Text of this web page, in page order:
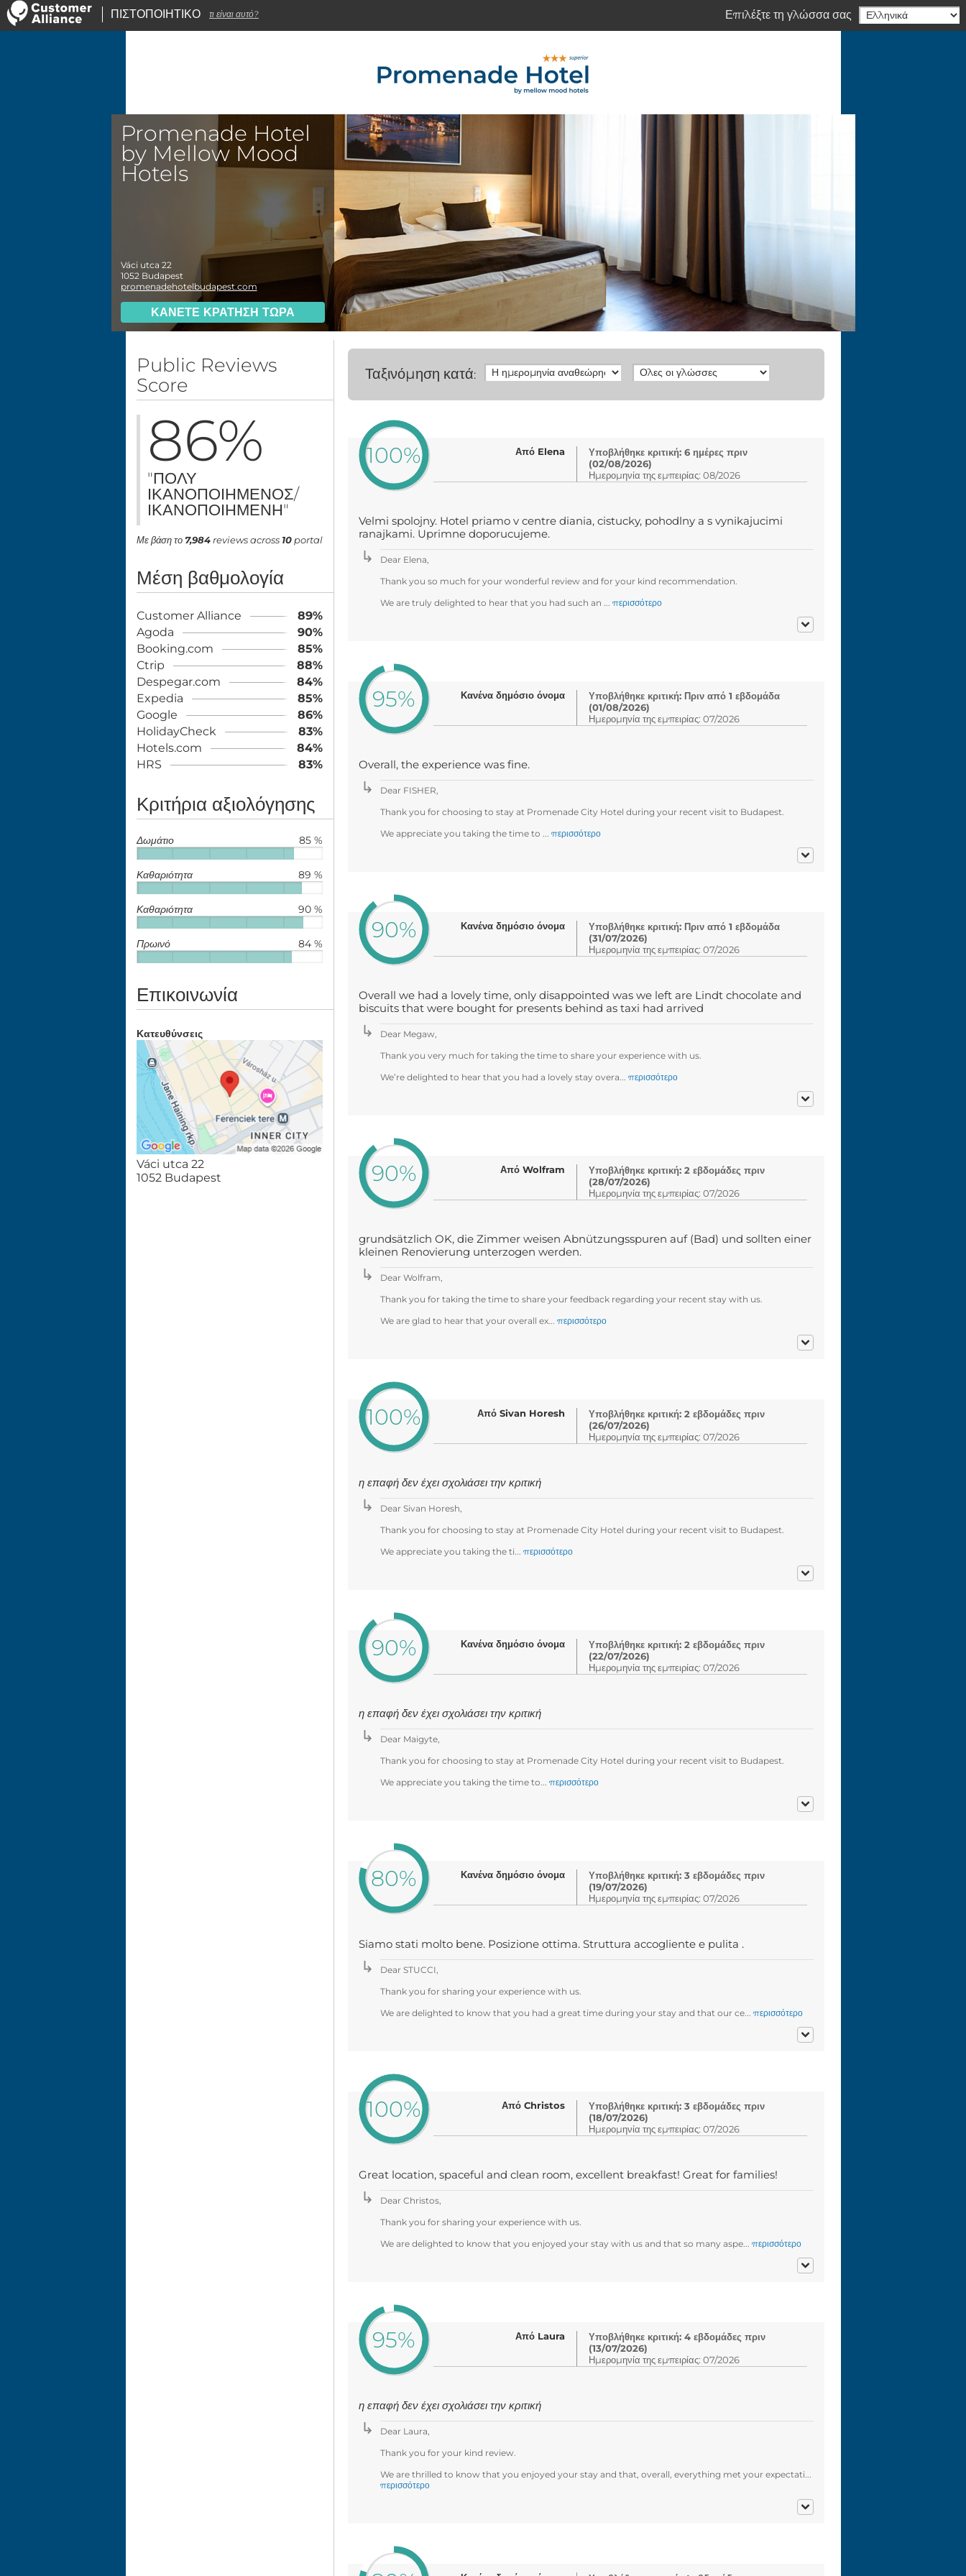
Επιλέξτε τη γλώσσα σας
Promenade Hotel
by Mellow Mood
Hotels
Váci utca 22
1052 Budapest
promenadehotelbudapest.com
ΚΆΝΕΤΕ ΚΡΆΤΗΣΗ ΤΏΡΑ
Public Reviews
Score
86%
"ΠΟΛΎ
ΙΚΑΝΟΠΟΙΗΜΈΝΟΣ/
ΙΚΑΝΟΠΟΙΗΜΈΝΗ"
Με βάση το 7,984reviews across 10portal
Μέση βαθμολογία
Customer Alliance
89%
Agoda
90%
Booking.com
85%
Ctrip
88%
Despegar.com
84%
Expedia
85%
Google
86%
HolidayCheck
83%
Hotels.com
84%
HRS
83%
Κριτήρια αξιολόγησης
85 %
Δωμάτιο
89 %
Καθαριότητα
90 %
Καθαριότητα
84 %
Πρωινό
Επικοινωνία
Κατευθύνσεις
Váci utca 22
1052 Budapest
Ταξινόμηση κατά:
100% Από Elena
Υποβλήθηκε κριτική: 6 ημέρες πριν
(02/08/2026)
Ημερομηνία της εμπειρίας: 08/2026
Velmi spolojny. Hotel priamo v centre diania, cistucky, pohodlny a s vynikajucimi
ranajkami. Uprimne doporucujeme.
Dear Elena,
Thank you so much for your wonderful review and for your kind recommendation.
We are truly delighted to hear that you had such an ... περισσότερο
95% Κανένα δημόσιο όνομα
Υποβλήθηκε κριτική: Πριν από 1 εβδομάδα
(01/08/2026)
Ημερομηνία της εμπειρίας: 07/2026
Overall, the experience was fine.
Dear FISHER,
Thank you for choosing to stay at Promenade City Hotel during your recent visit to Budapest.
We appreciate you taking the time to ... περισσότερο
90% Κανένα δημόσιο όνομα
Υποβλήθηκε κριτική: Πριν από 1 εβδομάδα
(31/07/2026)
Ημερομηνία της εμπειρίας: 07/2026
Overall we had a lovely time, only disappointed was we left are Lindt chocolate and
biscuits that were bought for presents behind as taxi had arrived
Dear Megaw,
Thank you very much for taking the time to share your experience with us.
We’re delighted to hear that you had a lovely stay overa... περισσότερο
90% Από Wolfram
Υποβλήθηκε κριτική: 2 εβδομάδες πριν
(28/07/2026)
Ημερομηνία της εμπειρίας: 07/2026
grundsätzlich OK, die Zimmer weisen Abnützungsspuren auf (Bad) und sollten einer
kleinen Renovierung unterzogen werden.
Dear Wolfram,
Thank you for taking the time to share your feedback regarding your recent stay with us.
We are glad to hear that your overall ex... περισσότερο
100% Από Sivan Horesh
Υποβλήθηκε κριτική: 2 εβδομάδες πριν
(26/07/2026)
Ημερομηνία της εμπειρίας: 07/2026
η επαφή δεν έχει σχολιάσει την κριτική
Dear Sivan Horesh,
Thank you for choosing to stay at Promenade City Hotel during your recent visit to Budapest.
We appreciate you taking the ti... περισσότερο
90% Κανένα δημόσιο όνομα
Υποβλήθηκε κριτική: 2 εβδομάδες πριν
(22/07/2026)
Ημερομηνία της εμπειρίας: 07/2026
η επαφή δεν έχει σχολιάσει την κριτική
Dear Maigyte,
Thank you for choosing to stay at Promenade City Hotel during your recent visit to Budapest.
We appreciate you taking the time to... περισσότερο
80% Κανένα δημόσιο όνομα
Υποβλήθηκε κριτική: 3 εβδομάδες πριν
(19/07/2026)
Ημερομηνία της εμπειρίας: 07/2026
Siamo stati molto bene. Posizione ottima. Struttura accogliente e pulita .
Dear STUCCI,
Thank you for sharing your experience with us.
We are delighted to know that you had a great time during your stay and that our ce... περισσότερο
100% Από Christos
Υποβλήθηκε κριτική: 3 εβδομάδες πριν
(18/07/2026)
Ημερομηνία της εμπειρίας: 07/2026
Great location, spaceful and clean room, excellent breakfast! Great for families!
Dear Christos,
Thank you for sharing your experience with us.
We are delighted to know that you enjoyed your stay with us and that so many aspe... περισσότερο
95% Από Laura
Υποβλήθηκε κριτική: 4 εβδομάδες πριν
(13/07/2026)
Ημερομηνία της εμπειρίας: 07/2026
η επαφή δεν έχει σχολιάσει την κριτική
Dear Laura,
Thank you for your kind review.
We are thrilled to know that you enjoyed your stay and that, overall, everything met your expectati...
περισσότερο
ΠΙΣΤΟΠΟΙΗΤΙΚΟ τι είναι αυτό?